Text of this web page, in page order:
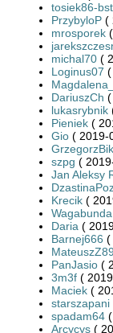
tosiek86-
PrzybyloP (
mrosporek
michal70 (
Loginus07
DariuszCh
lukasrybnik
Pieniek (
Gio ( 2019-
szpg (
Jan Aleksy
Krecik (
Wagabunda
Daria (
Barnej666 (
PanJasio (
3m3f (
Maciek (
starszapani
spadam64
Arcycys (